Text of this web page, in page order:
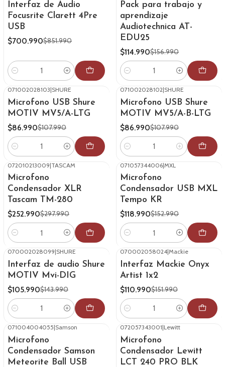
Interfaz de Audio
Focusrite Clarett 4Pre
USB
$700.990$851.990
Cantidad
Pack para trabajo y
aprendizaje
Audiotechnica AT-
EDU25
$114.990$156.990
Cantidad
071002028103|SHURE
Microfono USB Shure
MOTIV MV5/A-LTG
$86.990$107.990
Cantidad
071002028102|SHURE
Microfono USB Shure
MOTIV MV5/A-B-LTG
$86.990$107.990
Cantidad
-15% OFF
072010213009|TASCAM
Microfono
Condensador XLR
Tascam TM-280
$252.990$297.990
Cantidad
-22%OFF
071057344006|MXL
Microfono
Condensador USB MXL
Tempo KR
$118.990$152.990
Cantidad
070002028099|SHURE
Interfaz de audio Shure
MOTIV Mvi-DIG
$105.990$143.990
Cantidad
070002058024|Mackie
Interfaz Mackie Onyx
Artist 1x2
$110.990$151.990
Cantidad
-21%OFF
071004004055|Samson
Microfono
Condensador Samson
Meteorite Ball USB
-25%OFF
072057343001|Lewitt
Microfono
Condensador Lewitt
LCT 240 PRO BLK